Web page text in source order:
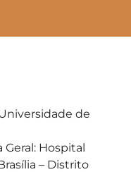
de
Hospital
– Distrito